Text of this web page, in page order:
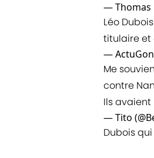
— Thomas
Léo
titulaire et
—
Me
contre
Ils
— Tito
Dubois